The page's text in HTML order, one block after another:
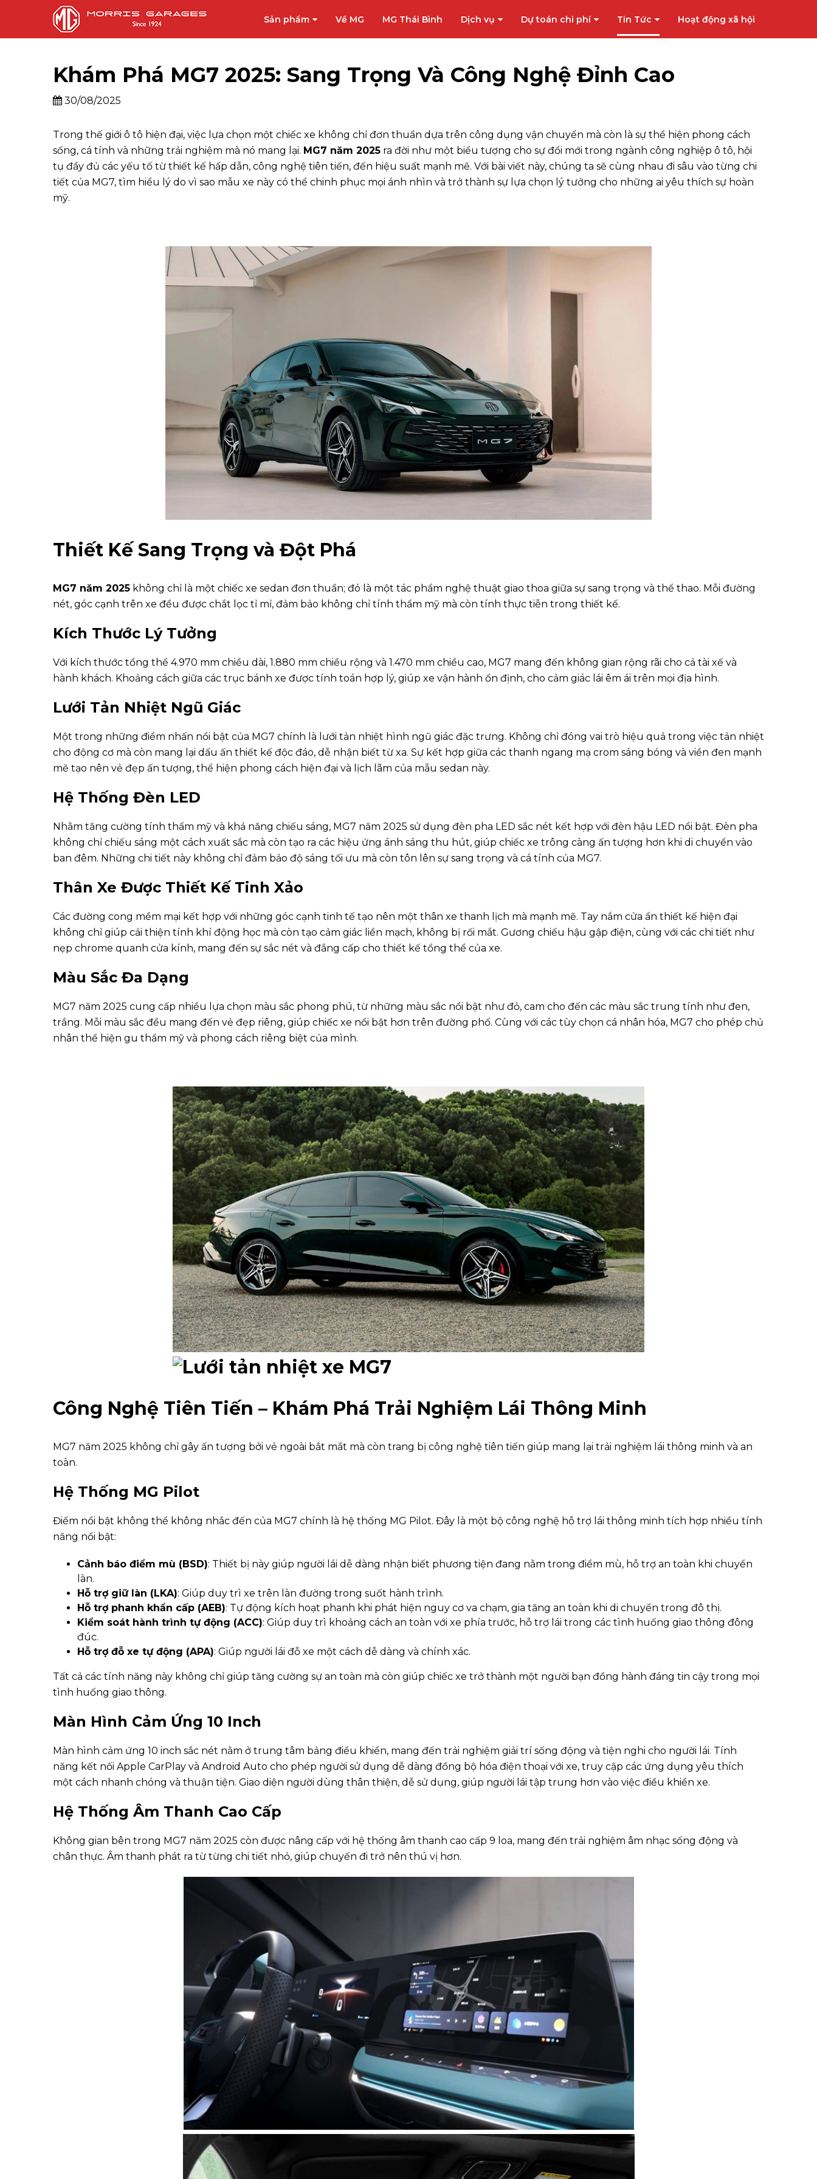
Sản phẩm Về MG MG Thái Bình Dịch vụ Dự toán chi phí Tin Tức Hoạt động xã hội
Khám Phá MG7 2025: Sang Trọng Và Công Nghệ Đỉnh Cao
30/08/2025
Trong thế giới ô tô hiện đại, việc lựa chọn một chiếc xe không chỉ đơn thuần dựa trên công dụng vận chuyển mà còn là sự thể hiện phong cách
sống, cá tính và những trải nghiệm mà nó mang lại. MG7 năm 2025 ra đời như một biểu tượng cho sự đổi mới trong ngành công nghiệp ô tô, hội
tụ đầy đủ các yếu tố từ thiết kế hấp dẫn, công nghệ tiên tiến, đến hiệu suất mạnh mẽ. Với bài viết này, chúng ta sẽ cùng nhau đi sâu vào từng chi
tiết của MG7, tìm hiểu lý do vì sao mẫu xe này có thể chinh phục mọi ánh nhìn và trở thành sự lựa chọn lý tưởng cho những ai yêu thích sự hoàn
mỹ.
Thiết Kế Sang Trọng và Đột Phá
MG7 năm 2025 không chỉ là một chiếc xe sedan đơn thuần; đó là một tác phẩm nghệ thuật giao thoa giữa sự sang trọng và thể thao. Mỗi đường
nét, góc cạnh trên xe đều được chắt lọc tỉ mỉ, đảm bảo không chỉ tính thẩm mỹ mà còn tính thực tiễn trong thiết kế.
Kích Thước Lý Tưởng
Với kích thước tổng thể 4.970 mm chiều dài, 1.880 mm chiều rộng và 1.470 mm chiều cao, MG7 mang đến không gian rộng rãi cho cả tài xế và
hành khách. Khoảng cách giữa các trục bánh xe được tính toán hợp lý, giúp xe vận hành ổn định, cho cảm giác lái êm ái trên mọi địa hình.
Lưới Tản Nhiệt Ngũ Giác
Một trong những điểm nhấn nổi bật của MG7 chính là lưới tản nhiệt hình ngũ giác đặc trưng. Không chỉ đóng vai trò hiệu quả trong việc tản nhiệt
cho động cơ mà còn mang lại dấu ấn thiết kế độc đáo, dễ nhận biết từ xa. Sự kết hợp giữa các thanh ngang mạ crom sáng bóng và viền đen mạnh
mẽ tạo nên vẻ đẹp ấn tượng, thể hiện phong cách hiện đại và lịch lãm của mẫu sedan này.
Hệ Thống Đèn LED
Nhằm tăng cường tính thẩm mỹ và khả năng chiếu sáng, MG7 năm 2025 sử dụng đèn pha LED sắc nét kết hợp với đèn hậu LED nổi bật. Đèn pha
không chỉ chiếu sáng một cách xuất sắc mà còn tạo ra các hiệu ứng ánh sáng thu hút, giúp chiếc xe trông càng ấn tượng hơn khi di chuyển vào
ban đêm. Những chi tiết này không chỉ đảm bảo độ sáng tối ưu mà còn tôn lên sự sang trọng và cá tính của MG7.
Thân Xe Được Thiết Kế Tinh Xảo
Các đường cong mềm mại kết hợp với những góc cạnh tinh tế tạo nên một thân xe thanh lịch mà mạnh mẽ. Tay nắm cửa ẩn thiết kế hiện đại
không chỉ giúp cải thiện tính khí động học mà còn tạo cảm giác liền mạch, không bị rối mắt. Gương chiếu hậu gập điện, cùng với các chi tiết như
nẹp chrome quanh cửa kính, mang đến sự sắc nét và đẳng cấp cho thiết kế tổng thể của xe.
Màu Sắc Đa Dạng
MG7 năm 2025 cung cấp nhiều lựa chọn màu sắc phong phú, từ những màu sắc nổi bật như đỏ, cam cho đến các màu sắc trung tính như đen,
trắng. Mỗi màu sắc đều mang đến vẻ đẹp riêng, giúp chiếc xe nổi bật hơn trên đường phố. Cùng với các tùy chọn cá nhân hóa, MG7 cho phép chủ
nhân thể hiện gu thẩm mỹ và phong cách riêng biệt của mình.
Công Nghệ Tiên Tiến – Khám Phá Trải Nghiệm Lái Thông Minh
MG7 năm 2025 không chỉ gây ấn tượng bởi vẻ ngoài bắt mắt mà còn trang bị công nghệ tiên tiến giúp mang lại trải nghiệm lái thông minh và an
toàn.
Hệ Thống MG Pilot
Điểm nổi bật không thể không nhắc đến của MG7 chính là hệ thống MG Pilot. Đây là một bộ công nghệ hỗ trợ lái thông minh tích hợp nhiều tính
năng nổi bật:
Cảnh báo điểm mù (BSD): Thiết bị này giúp người lái dễ dàng nhận biết phương tiện đang nằm trong điểm mù, hỗ trợ an toàn khi chuyển
làn.
Hỗ trợ giữ làn (LKA): Giúp duy trì xe trên làn đường trong suốt hành trình.
Hỗ trợ phanh khẩn cấp (AEB): Tự động kích hoạt phanh khi phát hiện nguy cơ va chạm, gia tăng an toàn khi di chuyển trong đô thị.
Kiểm soát hành trình tự động (ACC): Giúp duy trì khoảng cách an toàn với xe phía trước, hỗ trợ lái trong các tình huống giao thông đông
đúc.
Hỗ trợ đỗ xe tự động (APA): Giúp người lái đỗ xe một cách dễ dàng và chính xác.
Tất cả các tính năng này không chỉ giúp tăng cường sự an toàn mà còn giúp chiếc xe trở thành một người bạn đồng hành đáng tin cậy trong mọi
tình huống giao thông.
Màn Hình Cảm Ứng 10 Inch
Màn hình cảm ứng 10 inch sắc nét nằm ở trung tâm bảng điều khiển, mang đến trải nghiệm giải trí sống động và tiện nghi cho người lái. Tính
năng kết nối Apple CarPlay và Android Auto cho phép người sử dụng dễ dàng đồng bộ hóa điện thoại với xe, truy cập các ứng dụng yêu thích
một cách nhanh chóng và thuận tiện. Giao diện người dùng thân thiện, dễ sử dụng, giúp người lái tập trung hơn vào việc điều khiển xe.
Hệ Thống Âm Thanh Cao Cấp
Không gian bên trong MG7 năm 2025 còn được nâng cấp với hệ thống âm thanh cao cấp 9 loa, mang đến trải nghiệm âm nhạc sống động và
chân thực. Âm thanh phát ra từ từng chi tiết nhỏ, giúp chuyến đi trở nên thú vị hơn.